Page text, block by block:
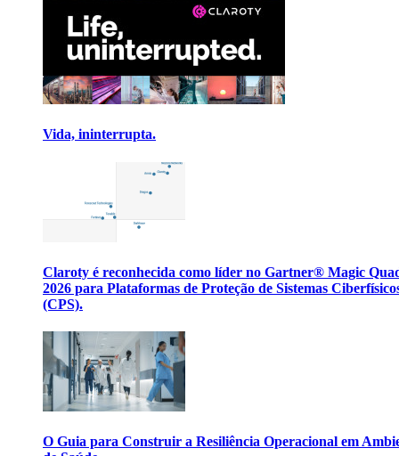
Vida, ininterrupta.
Claroty é reconhecida como líder no Gartner® Magic
2026 para Plataformas de Proteção de Sistemas
(CPS).
O Guia para Construir a Resiliência Operacional em